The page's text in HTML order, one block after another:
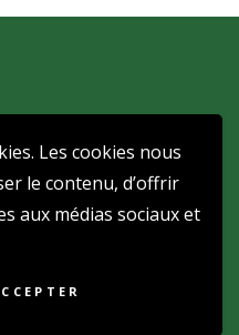
Les cookies nous
le contenu, d’offrir
aux médias sociaux et
protection des données